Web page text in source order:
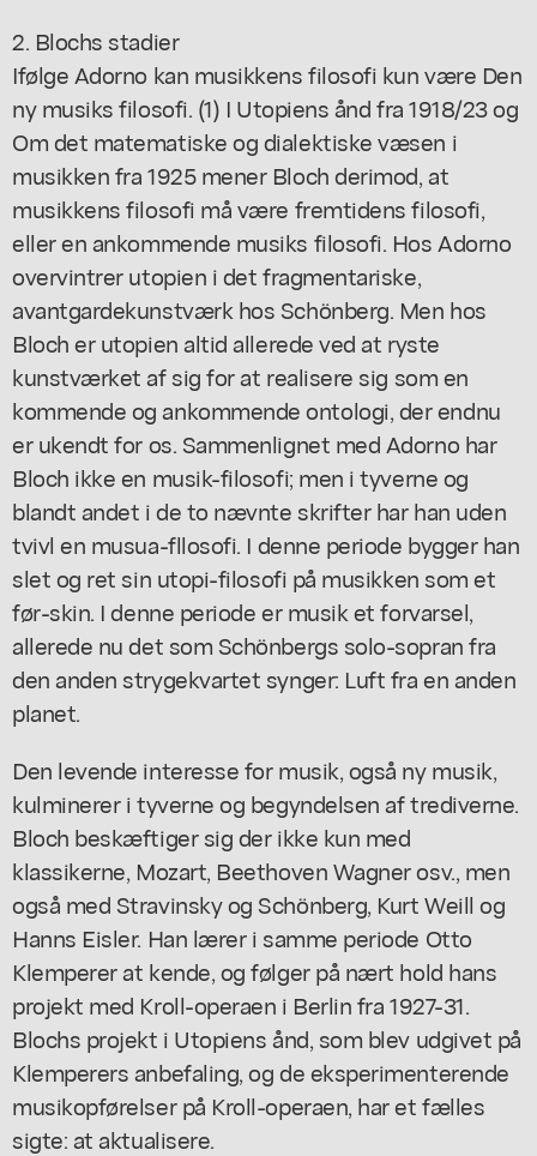
2. Blochs stadier
Ifølge Adorno kan musikkens filosofi kun være Den
ny musiks filosofi. (1) I Utopiens ånd fra 1918/23 og
Om det matematiske og dialektiske væsen i
musikken fra 1925 mener Bloch derimod, at
musikkens filosofi må være fremtidens filosofi,
eller en ankommende musiks filosofi. Hos Adorno
overvintrer utopien i det fragmentariske,
avantgardekunstværk hos Schönberg. Men hos
Bloch er utopien altid allerede ved at ryste
kunstværket af sig for at realisere sig som en
kommende og ankommende ontologi, der endnu
er ukendt for os. Sammenlignet med Adorno har
Bloch ikke en musik-filosofi; men i tyverne og
blandt andet i de to nævnte skrifter har han uden
tvivl en musua-fllosofi. I denne periode bygger han
slet og ret sin utopi-filosofi på musikken som et
før-skin. I denne periode er musik et forvarsel,
allerede nu det som Schönbergs solo-sopran fra
den anden strygekvartet synger: Luft fra en anden
planet.
Den levende interesse for musik, også ny musik,
kulminerer i tyverne og begyndelsen af trediverne.
Bloch beskæftiger sig der ikke kun med
klassikerne, Mozart, Beethoven Wagner osv., men
også med Stravinsky og Schönberg, Kurt Weill og
Hanns Eisler. Han lærer i samme periode Otto
Klemperer at kende, og følger på nært hold hans
projekt med Kroll-operaen i Berlin fra 1927-31.
Blochs projekt i Utopiens ånd, som blev udgivet på
Klemperers anbefaling, og de eksperimenterende
musikopførelser på Kroll-operaen, har et fælles
sigte: at aktualisere.